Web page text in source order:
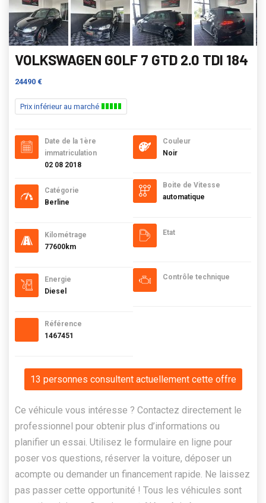
VOLKSWAGEN GOLF 7 GTD 2.0 TDI 184
24490 €
Prix inférieur au marché
Date de la 1ère
immatriculation
02 08 2018
Catégorie
Berline
Kilométrage
77600km
Energie
Diesel
Référence
1467451
Couleur
Noir
Boite de Vitesse
automatique
Etat
Contrôle technique
13 personnes consultent actuellement cette offre
Ce véhicule vous intéresse ? Contactez directement le
professionnel pour obtenir plus d’informations ou
planifier un essai. Utilisez le formulaire en ligne pour
poser vos questions, réserver la voiture, déposer un
acompte ou demander un financement rapide. Ne laissez
pas passer cette opportunité ! Tous les véhicules sont